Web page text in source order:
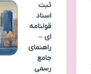
ثبت
اسناد
قولنامه
ای –
راهنمای
جامع
رسمی